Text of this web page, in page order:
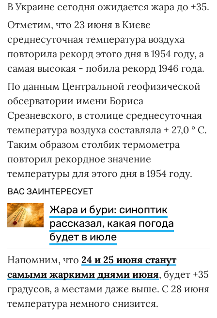
В Украине сегодня ожидается жара до +35.
Отметим, что 23 июня в Киеве
среднесуточная температура воздуха
повторила рекорд этого дня в 1954 году, а
самая высокая - побила рекорд 1946 года.
По данным Центральной геофизической
обсерватории имени Бориса
Срезневского, в столице среднесуточная
температура воздуха составляла + 27,0 ° С.
Таким образом столбик термометра
повторил рекордное значение
температуры для этого дня в 1954 году.
ВАС ЗАИНТЕРЕСУЕТ
Жара и бури: синоптик
рассказал, какая погода
будет в июле
Напомним, что 24 и 25 июня станут
самыми жаркими днями июня, будет +35
градусов, а местами даже выше. С 28 июня
температура немного снизится.